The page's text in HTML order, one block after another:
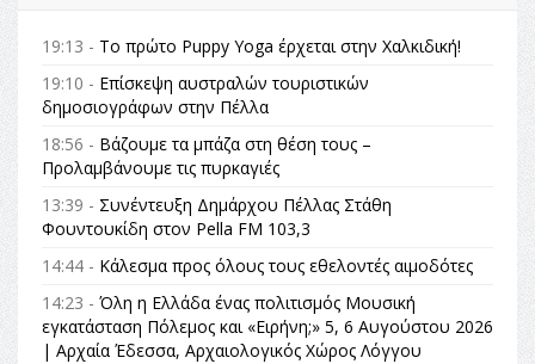
19:13 - Το πρώτο Puppy Yoga έρχεται στην Χαλκιδική!
19:10 - Επίσκεψη αυστραλών τουριστικών
δημοσιογράφων στην Πέλλα
18:56 - Βάζουμε τα μπάζα στη θέση τους –
Προλαμβάνουμε τις πυρκαγιές
13:39 - Συνέντευξη Δημάρχου Πέλλας Στάθη
Φουντουκίδη στον Pella FM 103,3
14:44 - Κάλεσμα προς όλους τους εθελοντές αιμοδότες
14:23 - Όλη η Ελλάδα ένας πολιτισμός Μουσική
εγκατάσταση Πόλεμος και «Ειρήνη;» 5, 6 Αυγούστου 2026
| Αρχαία Έδεσσα, Αρχαιολογικός Χώρος Λόγγου